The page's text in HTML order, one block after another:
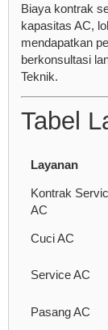
Biaya kontrak
kapasitas AC,
mendapatkan
berkonsultasi
Teknik.
Tabel
Layanan
Kontrak
AC
Cuci AC
Service AC
Pasang AC